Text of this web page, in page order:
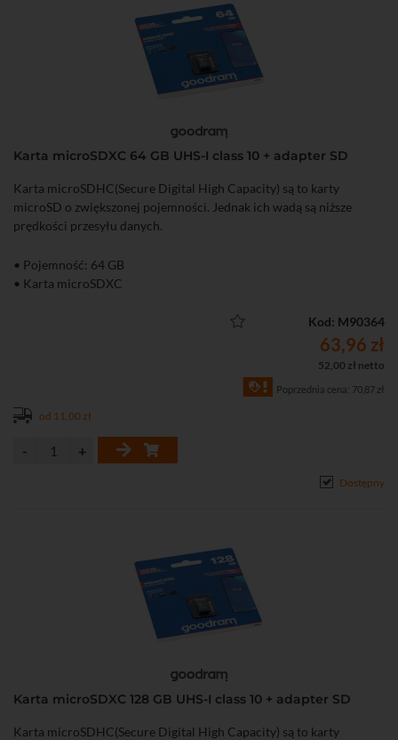
Karta microSDXC 64 GB UHS-I class 10 + adapter SD
Karta microSDHC(Secure Digital High Capacity) są to karty
microSD o zwiększonej pojemności. Jednak ich wadą są niższe
prędkości przesyłu danych.
• Pojemność: 64 GB
• Karta microSDXC
Kod: M90364
63,96 zł
52,00 zł netto
Poprzednia cena: 70,87 zł
od 11,00 zł
Dostępny
Karta microSDXC 128 GB UHS-I class 10 + adapter SD
Karta microSDHC(Secure Digital High Capacity) są to karty